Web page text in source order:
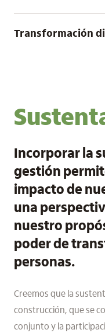
Transformación
Incorporar la
gestión
impacto de
una
nuestro
poder de
personas.
Creemos que la
construcción, que se
conjunto y la